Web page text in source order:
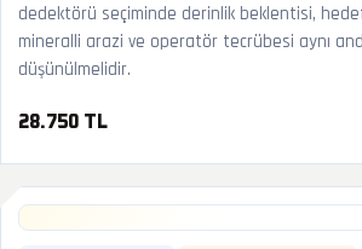
dedektörü seçiminde derinlik beklentisi,
mineralli arazi ve operatör tecrübesi aynı
düşünülmelidir.
28.750 TL